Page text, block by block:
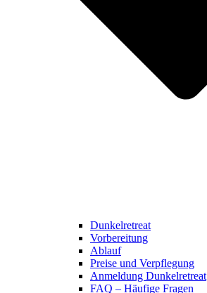
Dunkelretreat
Vorbereitung
Ablauf
Preise und Verpflegung
Anmeldung Dunkelretreat
FAQ – Häufige Fragen